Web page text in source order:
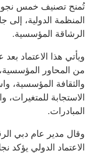
تُمنح تصنيف خمس
المنظمة الدولية،
الرشاقة المؤسسية.
ويأتي هذا الاعتماد
من المحاور المؤسسية،
والثقافة المؤسسية،
الاستجابة للمتغيرات،
المبادرات.
وقال مدير عام دبي
الاعتماد الدولي يؤكد